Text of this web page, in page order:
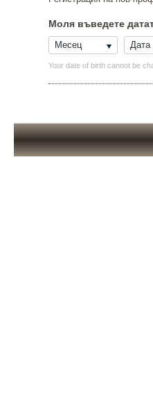
Моля въведете
Месец Дата
Your date of birth cannot be